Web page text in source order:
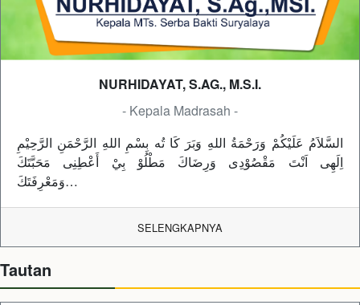
NURHIDAYAT, S.AG., M.S.I.
- Kepala Madrasah -
السَّلاَمُ عَلَيْكُمْ وَرَحْمَةُ اللهِ وَبَرَ كَا تُه بِسْمِ اللهِ الرَّحْمَنِ الرَّحِيْمِ
اِلَهِى اَنْتَ مَقْصُوْدِى وَرِضَاكَ مَطْلُوْ بِيْ أَعْطِنِى مَحَبَّتَكَ
وَمَعْرِفَتَكَ…
SELENGKAPNYA
Tautan